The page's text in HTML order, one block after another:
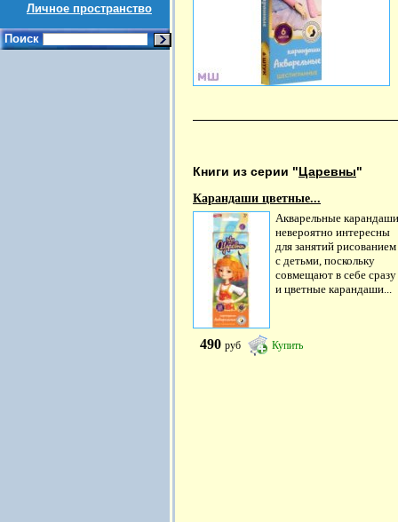
Личное пространство
Поиск
Книги из серии "Царевны"
Карандаши цветные...
Акварельные карандаши
невероятно интересны
для занятий рисованием
с детьми, поскольку
совмещают в себе сразу
и цветные карандаши...
490 руб Купить